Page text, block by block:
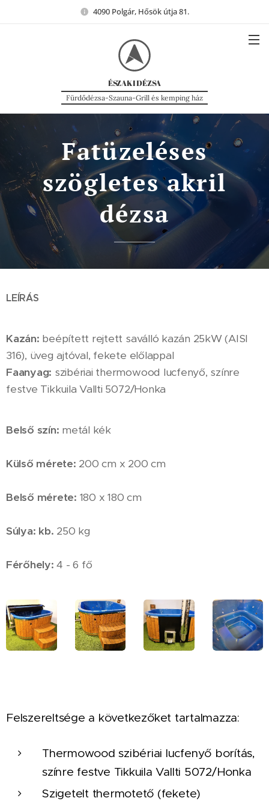
4090 Polgár, Hősök útja 81.
ÉSZAKIDÉZSA
Fürdődézsa-Szauna-Grill és kemping ház
Fatüzeléses
szögletes akril
dézsa
LEÍRÁS
Kazán: beépített rejtett saválló kazán 25kW (AISI
316), üveg ajtóval, fekete előlappal
Faanyag: szibériai thermowood lucfenyő, színre
festve Tikkuila Vallti 5072/Honka
Belső szín: metál kék
Külső mérete: 200 cm x 200 cm
Belső mérete: 180 x 180 cm
Súlya: kb. 250 kg
Férőhely:4 - 6 fő
Felszereltsége a következőket tartalmazza:
Thermowood szibériai lucfenyő borítás,
színre festve Tikkuila Vallti 5072/Honka
Szigetelt thermotető (fekete)